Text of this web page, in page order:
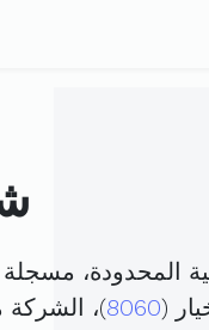
المحدودة،
(
8060)،